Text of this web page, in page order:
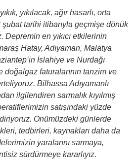
yıkılacak, ağır hasarlı, orta
şubat tarihi itibarıyla geçmişe dönük
Depremin en yıkıcı etkilerinin
Hatay, Adıyaman, Malatya
İslahiye ve Nurdağı
faturalarının tanzim ve
Bilhassa Adıyamanlı
ilgilendiren sarmalık kıyılmış
satışındaki yüzde
Önümüzdeki günlerde
tedbirleri, kaynakları daha da
yaralarını sarmaya,
sürdürmeye kararlıyız.